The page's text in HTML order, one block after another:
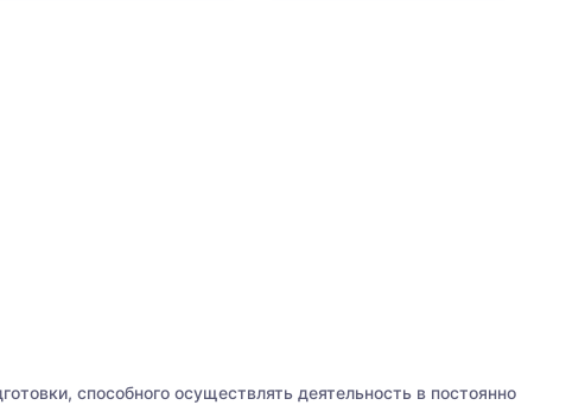
способного осуществлять деятельность в постоянно